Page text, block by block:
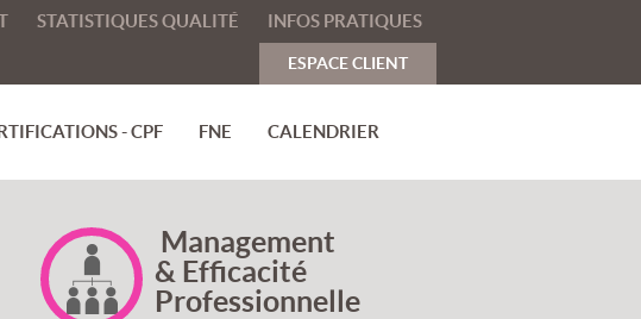
STATISTIQUES QUALITÉ INFOS PRATIQUES
ESPACE CLIENT
- CPF FNE CALENDRIER
Management
& Efficacité
Professionnelle